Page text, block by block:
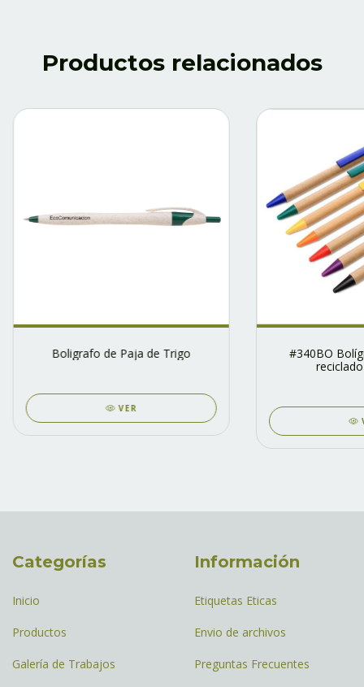
Productos relacionados
Boligrafo de Paja de Trigo
VER
#340BO
Categorías
Inicio
Productos
Galería de Trabajos
Información
Etiquetas Eticas
Envio de archivos
Preguntas Frecuentes